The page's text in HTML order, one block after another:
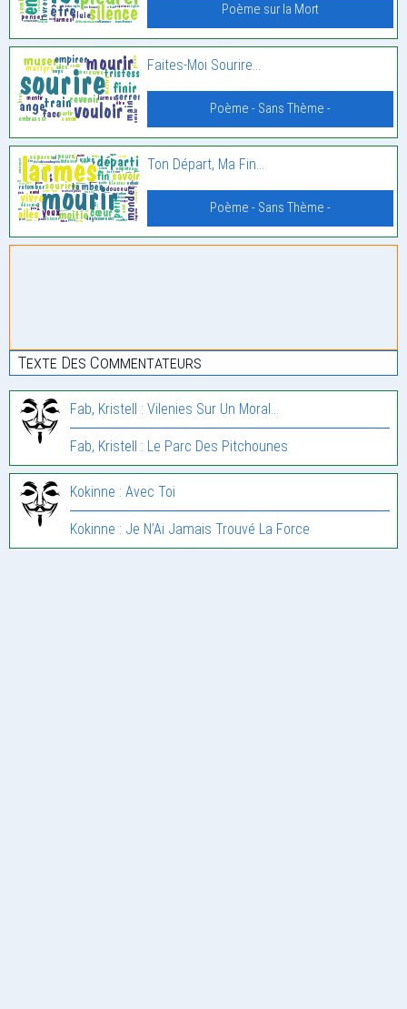
Poème sur la Mort
Faites-Moi Sourire…
Poème - Sans Thème -
Ton Départ, Ma Fin…
Poème - Sans Thème -
Texte Des Commentateurs
Fab, Kristell : Vilenies Sur Un Moral…
Fab, Kristell : Le Parc Des Pitchounes
Kokinne : Avec Toi
Kokinne : Je N’Ai Jamais Trouvé La Force